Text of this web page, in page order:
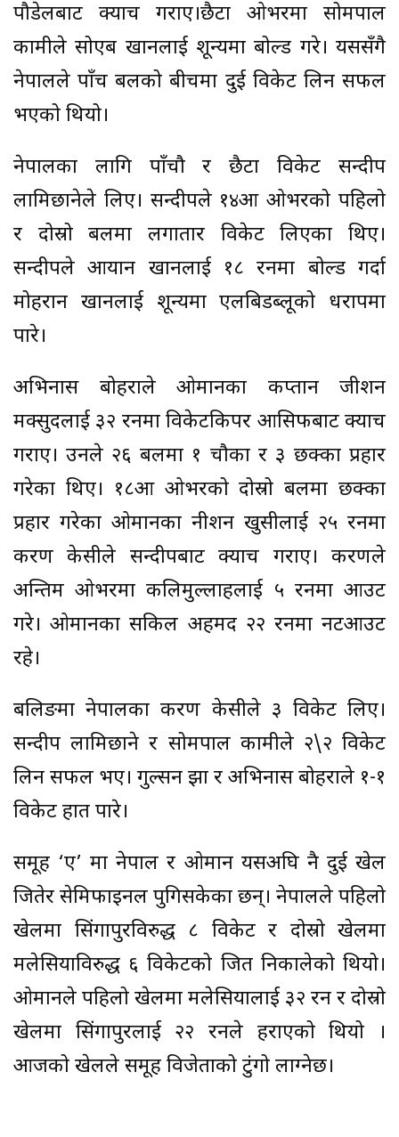
पौडेलबाट क्याच गराए।छैटौं ओभरमा सोमपाल
कामीले सोएब खानलाई शून्यमा बोल्ड गरे। यससँगै
नेपालले पाँच बलको बीचमा दुई विकेट लिन सफल
भएको थियो।
नेपालका लागि पाँचौ र छैटौं विकेट सन्दीप
लामिछानेले लिए। सन्दीपले १४औं ओभरको पहिलो
र दोस्रो बलमा लगातार विकेट लिएका थिए।
सन्दीपले आयान खानलाई १८ रनमा बोल्ड गर्दा
मोहरान खानलाई शून्यमा एलबिडब्लूको धरापमा
पारे।
अभिनास बोहराले ओमानका कप्तान जीशन
मक्सुदलाई ३२ रनमा विकेटकिपर आसिफबाट क्याच
गराए। उनले २६ बलमा १ चौका र ३ छक्का प्रहार
गरेका थिए। १८औं ओभरको दोस्रो बलमा छक्का
प्रहार गरेका ओमानका नीशन खुसीलाई २५ रनमा
करण केसीले सन्दीपबाट क्याच गराए। करणले
अन्तिम ओभरमा कलिमुल्लाहलाई ५ रनमा आउट
गरे। ओमानका सकिल अहमद २२ रनमा नटआउट
रहे।
बलिङमा नेपालका करण केसीले ३ विकेट लिए।
सन्दीप लामिछाने र सोमपाल कामीले २\२ विकेट
लिन सफल भए। गुल्सन झा र अभिनास बोहराले १-१
विकेट हात पारे।
समूह ‘ए’ मा नेपाल र ओमान यसअघि नै दुई खेल
जितेर सेमिफाइनल पुगिसकेका छन्। नेपालले पहिलो
खेलमा सिंगापुरविरुद्ध ८ विकेट र दोस्रो खेलमा
मलेसियाविरुद्ध ६ विकेटको जित निकालेको थियो।
ओमानले पहिलो खेलमा मलेसियालाई ३२ रन र दोस्रो
खेलमा सिंगापुरलाई २२ रनले हराएको थियो ।
आजको खेलले समूह विजेताको टुंगो लाग्नेछ।